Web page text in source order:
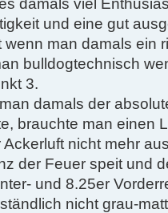
und eine gut
wenn man damals ein
bulldogtechnisch
3.
damals der
brauchte man einen
Ackerluft nicht mehr
der Feuer speit und
und 8.25er
nicht grau-